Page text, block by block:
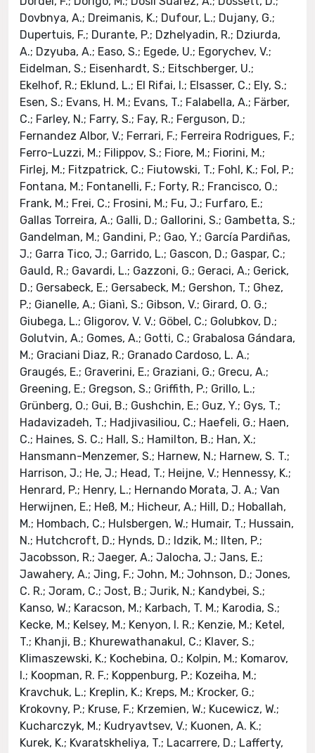
Dovbnya, A.; Dreimanis, K.; Dufour, L.; Dujany, G.;
Dupertuis, F.; Durante, P.; Dzhelyadin, R.; Dziurda,
A.; Dzyuba, A.; Easo, S.; Egede, U.; Egorychev, V.;
Eidelman, S.; Eisenhardt, S.; Eitschberger, U.;
Ekelhof, R.; Eklund, L.; El Rifai, I.; Elsasser, C.; Ely, S.;
Esen, S.; Evans, H. M.; Evans, T.; Falabella, A.; Färber,
C.; Farley, N.; Farry, S.; Fay, R.; Ferguson, D.;
Fernandez Albor, V.; Ferrari, F.; Ferreira Rodrigues, F.;
Ferro-Luzzi, M.; Filippov, S.; Fiore, M.; Fiorini, M.;
Firlej, M.; Fitzpatrick, C.; Fiutowski, T.; Fohl, K.; Fol, P.;
Fontana, M.; Fontanelli, F.; Forty, R.; Francisco, O.;
Frank, M.; Frei, C.; Frosini, M.; Fu, J.; Furfaro, E.;
Gallas Torreira, A.; Galli, D.; Gallorini, S.; Gambetta, S.;
Gandelman, M.; Gandini, P.; Gao, Y.; García Pardiñas,
J.; Garra Tico, J.; Garrido, L.; Gascon, D.; Gaspar, C.;
Gauld, R.; Gavardi, L.; Gazzoni, G.; Geraci, A.; Gerick,
D.; Gersabeck, E.; Gersabeck, M.; Gershon, T.; Ghez,
P.; Gianelle, A.; Gianì, S.; Gibson, V.; Girard, O. G.;
Giubega, L.; Gligorov, V. V.; Göbel, C.; Golubkov, D.;
Golutvin, A.; Gomes, A.; Gotti, C.; Grabalosa Gándara,
M.; Graciani Diaz, R.; Granado Cardoso, L. A.;
Graugés, E.; Graverini, E.; Graziani, G.; Grecu, A.;
Greening, E.; Gregson, S.; Griffith, P.; Grillo, L.;
Grünberg, O.; Gui, B.; Gushchin, E.; Guz, Y.; Gys, T.;
Hadavizadeh, T.; Hadjivasiliou, C.; Haefeli, G.; Haen,
C.; Haines, S. C.; Hall, S.; Hamilton, B.; Han, X.;
Hansmann-Menzemer, S.; Harnew, N.; Harnew, S. T.;
Harrison, J.; He, J.; Head, T.; Heijne, V.; Hennessy, K.;
Henrard, P.; Henry, L.; Hernando Morata, J. A.; Van
Herwijnen, E.; Heß, M.; Hicheur, A.; Hill, D.; Hoballah,
M.; Hombach, C.; Hulsbergen, W.; Humair, T.; Hussain,
N.; Hutchcroft, D.; Hynds, D.; Idzik, M.; Ilten, P.;
Jacobsson, R.; Jaeger, A.; Jalocha, J.; Jans, E.;
Jawahery, A.; Jing, F.; John, M.; Johnson, D.; Jones,
C. R.; Joram, C.; Jost, B.; Jurik, N.; Kandybei, S.;
Kanso, W.; Karacson, M.; Karbach, T. M.; Karodia, S.;
Kecke, M.; Kelsey, M.; Kenyon, I. R.; Kenzie, M.; Ketel,
T.; Khanji, B.; Khurewathanakul, C.; Klaver, S.;
Klimaszewski, K.; Kochebina, O.; Kolpin, M.; Komarov,
I.; Koopman, R. F.; Koppenburg, P.; Kozeiha, M.;
Kravchuk, L.; Kreplin, K.; Kreps, M.; Krocker, G.;
Krokovny, P.; Kruse, F.; Krzemien, W.; Kucewicz, W.;
Kucharczyk, M.; Kudryavtsev, V.; Kuonen, A. K.;
Kurek, K.; Kvaratskheliya, T.; Lacarrere, D.; Lafferty,